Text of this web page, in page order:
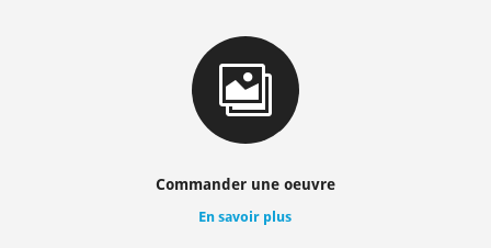

Commander une oeuvre
En savoir plus